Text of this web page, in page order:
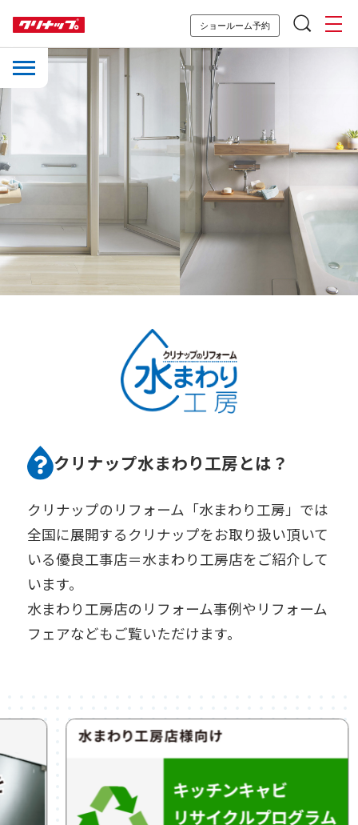
ショールーム予約
クリナップ水まわり工房とは？
クリナップのリフォーム「水まわり工房」では
全国に展開するクリナップをお取り扱い頂いて
いる優良工事店＝水まわり工房店をご紹介して
います。
水まわり工房店のリフォーム事例やリフォーム
フェアなどもご覧いただけます。